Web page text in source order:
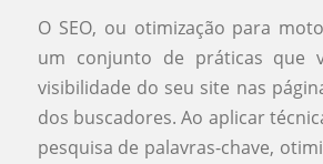
O SEO, ou otimização para
um conjunto de práticas que
visibilidade do seu site nas
dos buscadores. Ao aplicar
pesquisa de palavras-chave,